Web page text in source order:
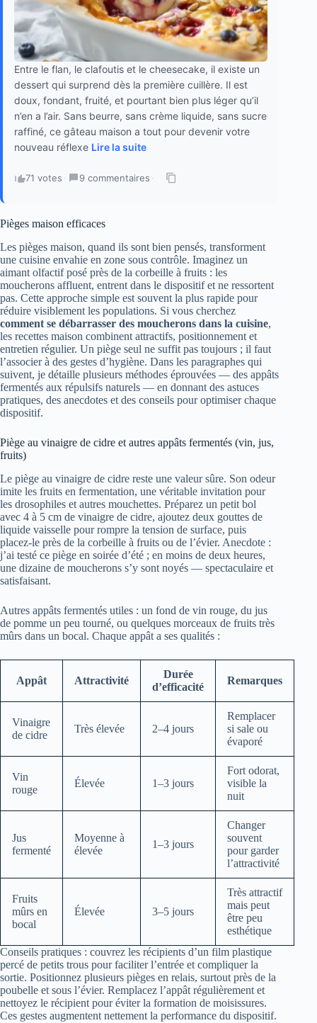
Entre le flan, le clafoutis et le cheesecake, il existe un
dessert qui surprend dès la première cuillère. Il est
doux, fondant, fruité, et pourtant bien plus léger qu’il
n’en a l’air. Sans beurre, sans crème liquide, sans sucre
raffiné, ce gâteau maison a tout pour devenir votre
nouveau réflexe Lire la suite
71 votes · 9 commentaires ·
Pièges maison efficaces
Les pièges maison, quand ils sont bien pensés, transforment
une cuisine envahie en zone sous contrôle. Imaginez un
aimant olfactif posé près de la corbeille à fruits : les
moucherons affluent, entrent dans le dispositif et ne ressortent
pas. Cette approche simple est souvent la plus rapide pour
réduire visiblement les populations. Si vous cherchez
comment se débarrasser des moucherons dans la cuisine,
les recettes maison combinent attractifs, positionnement et
entretien régulier. Un piège seul ne suffit pas toujours ; il faut
l’associer à des gestes d’hygiène. Dans les paragraphes qui
suivent, je détaille plusieurs méthodes éprouvées — des appâts
fermentés aux répulsifs naturels — en donnant des astuces
pratiques, des anecdotes et des conseils pour optimiser chaque
dispositif.
Piège au vinaigre de cidre et autres appâts fermentés (vin, jus,
fruits)
Le piège au vinaigre de cidre reste une valeur sûre. Son odeur
imite les fruits en fermentation, une véritable invitation pour
les drosophiles et autres mouchettes. Préparez un petit bol
avec 4 à 5 cm de vinaigre de cidre, ajoutez deux gouttes de
liquide vaisselle pour rompre la tension de surface, puis
placez-le près de la corbeille à fruits ou de l’évier. Anecdote :
j’ai testé ce piège en soirée d’été ; en moins de deux heures,
une dizaine de moucherons s’y sont noyés — spectaculaire et
satisfaisant.
Autres appâts fermentés utiles : un fond de vin rouge, du jus
de pomme un peu tourné, ou quelques morceaux de fruits très
mûrs dans un bocal. Chaque appât a ses qualités :
Appât Attractivité
Durée
d’efficacité
Remarques
Vinaigre
de cidre
Très élevée 2–4 jours
Remplacer
si sale ou
évaporé
Vin
rouge
Élevée 1–3 jours
Fort odorat,
visible la
nuit
Jus
fermenté
Moyenne à
élevée
1–3 jours
Changer
souvent
pour garder
l’attractivité
Fruits
mûrs en
bocal
Élevée 3–5 jours
Très attractif
mais peut
être peu
esthétique
Conseils pratiques : couvrez les récipients d’un film plastique
percé de petits trous pour faciliter l’entrée et compliquer la
sortie. Positionnez plusieurs pièges en relais, surtout près de la
poubelle et sous l’évier. Remplacez l’appât régulièrement et
nettoyez le récipient pour éviter la formation de moisissures.
Ces gestes augmentent nettement la performance du dispositif.